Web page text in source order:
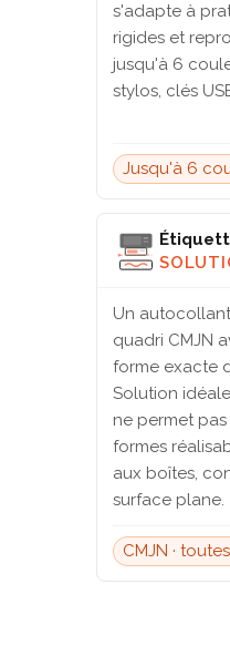
s'adapte à
rigides et
jusqu'à 6
stylos, clés
Jusqu'à 6
Un
quadri CMJN
forme exacte
Solution
ne permet
formes
aux boîtes,
surface plane.
CMJN ·